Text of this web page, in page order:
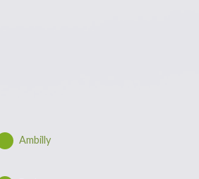
Ambilly